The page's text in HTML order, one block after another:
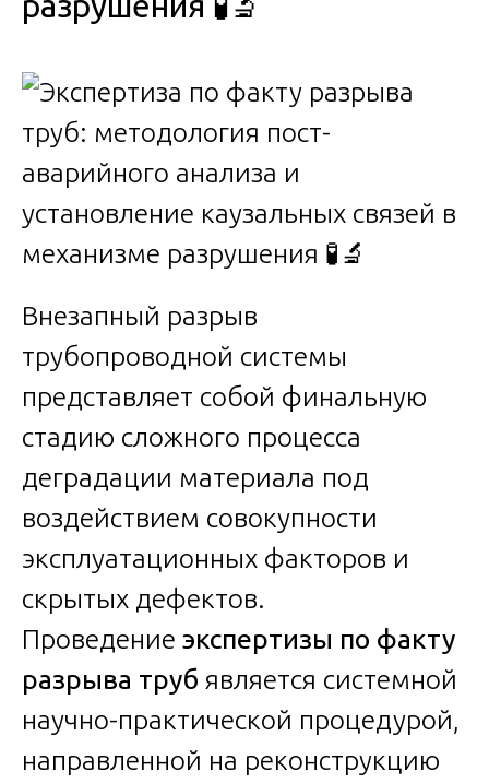
Внезапный разрыв
трубопроводной системы
представляет собой финальную
стадию сложного процесса
деградации материала под
воздействием совокупности
эксплуатационных факторов и
скрытых дефектов.
Проведение экспертизы по факту
разрыва труб является системной
научно-практической процедурой,
направленной на реконструкцию